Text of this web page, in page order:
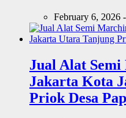
February 6, 2026
Jual Alat
Jakarta Kota
Priok Desa